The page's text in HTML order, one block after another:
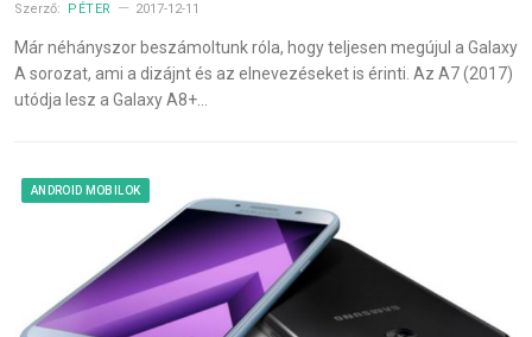
Szerző: PÉTER 2017-12-11
Már néhányszor beszámoltunk róla, hogy teljesen megújul a Galaxy
A sorozat, ami a dizájnt és az elnevezéseket is érinti. Az A7 (2017)
utódja lesz a Galaxy A8+…
ANDROID MOBILOK